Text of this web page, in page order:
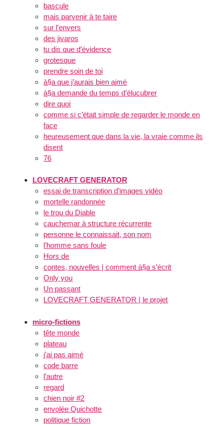
bascule
mais parvenir à te taire
sur l’envers
des jivaros
tu dis que d’évidence
grotesque
prendre soin de toi
à§a que j’aurais bien aimé
à§a demande du temps d’élucubrer
dire quoi
comme si c’était simple de regarder le monde en
face
heureusement que dans la vie, la vraie comme ils
disent
76
LOVECRAFT GENERATOR
essai de transcription d’images vidéo
mortelle randonnée
le trou du Diable
cauchemar à structure récurrente
personne le connaissait, son nom
l’homme sans foule
Hors de
contes, nouvelles | comment à§a s’écrit
Only you
Un passant
LOVECRAFT GENERATOR | le projet
micro-fictions
tête monde
plateau
j’ai pas aimé
code barre
l’autre
regard
chien noir #2
envolée Quichotte
politique fiction